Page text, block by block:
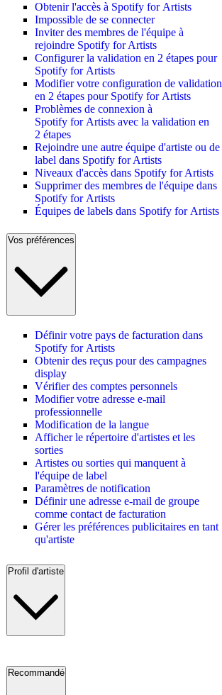
Obtenir l'accès à Spotify for Artists
Impossible de se connecter
Inviter des membres de l'équipe à
rejoindre Spotify for Artists
Configurer la validation en 2 étapes pour
Spotify for Artists
Modifier votre configuration de validation
en 2 étapes pour Spotify for Artists
Problèmes de connexion à
Spotify for Artists avec la validation en
2 étapes
Rejoindre une autre équipe d'artiste ou de
label dans Spotify for Artists
Niveaux d'accès dans Spotify for Artists
Supprimer des membres de l'équipe dans
Spotify for Artists
Équipes de labels dans Spotify for Artists
Vos préférences
Définir votre pays de facturation dans
Spotify for Artists
Obtenir des reçus pour des campagnes
display
Vérifier des comptes personnels
Modifier votre adresse e-mail
professionnelle
Modification de la langue
Afficher le répertoire d'artistes et les
sorties
Artistes ou sorties qui manquent à
l'équipe de label
Paramètres de notification
Définir une adresse e-mail de groupe
comme contact de facturation
Gérer les préférences publicitaires en tant
qu'artiste
Profil d'artiste
Recommandé